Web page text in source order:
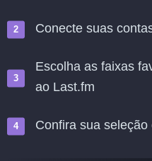
Conecte suas
Escolha as faixas
ao Last.fm
Confira sua